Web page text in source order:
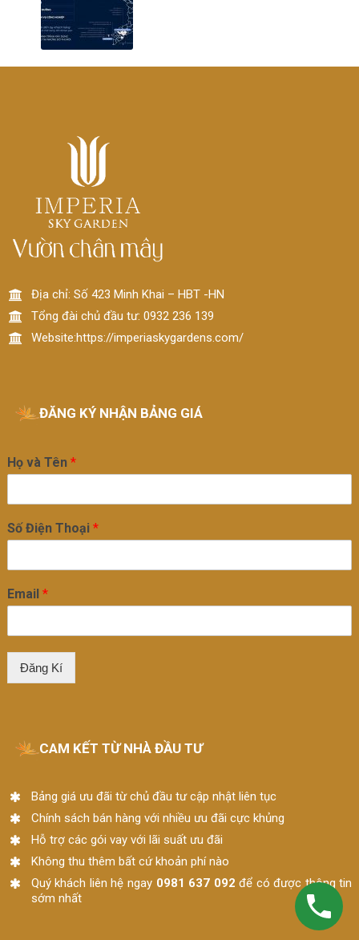
Địa chỉ: Số 423 Minh Khai – HBT -HN
Tổng đài chủ đầu tư: 0932 236 139
Website:https://imperiaskygardens.com/
ĐĂNG KÝ NHẬN BẢNG GIÁ
Họ và Tên *
Số Điện Thoại *
Email *
Đăng Kí
CAM KẾT TỪ NHÀ ĐẦU TƯ
Bảng giá ưu đãi từ chủ đầu tư cập nhật liên tục
Chính sách bán hàng với nhiều ưu đãi cực khủng
Hỗ trợ các gói vay với lãi suất ưu đãi
Không thu thêm bất cứ khoản phí nào
Quý khách liên hệ ngay 0981 637 092 để có được thông tin
sớm nhất